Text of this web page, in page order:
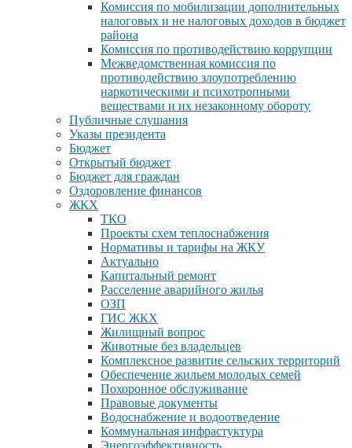
Комиссия по мобилизации дополнительных
налоговых и не налоговых доходов в бюджет
района
Комиссия по противодействию коррупции
Межведомственная комиссия по
противодействию злоупотреблению
наркотическими и психотропными
веществами и их незаконному обороту
Публичные слушания
Указы президента
Бюджет
Открытый бюджет
Бюджет для граждан
Оздоровление финансов
ЖКХ
ТКО
Проекты схем теплоснабжения
Нормативы и тарифы на ЖКУ
Актуально
Капитальный ремонт
Расселение аварийного жилья
ОЗП
ГИС ЖКХ
Жилищный вопрос
Животные без владельцев
Комплексное развитие сельских территорий
Обеспечение жильем молодых семей
Похоронное обслуживание
Правовые документы
Водоснабжение и водоотведение
Коммунальная инфрастуктура
Энергоэффективность